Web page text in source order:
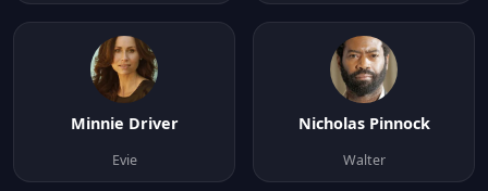
Minnie Driver
Evie
Nicholas Pinnock
Walter